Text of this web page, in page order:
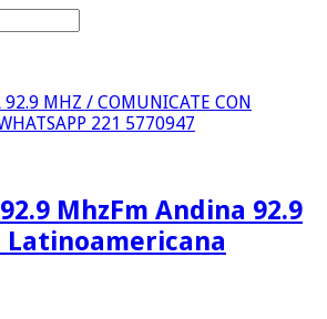
MHZ / COMUNICATE CON
221 5770947
Fm Andina 92.9
Latinoamericana